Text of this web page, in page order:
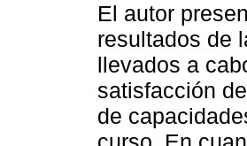
El autor
resultados de
llevados a
satisfacción
de